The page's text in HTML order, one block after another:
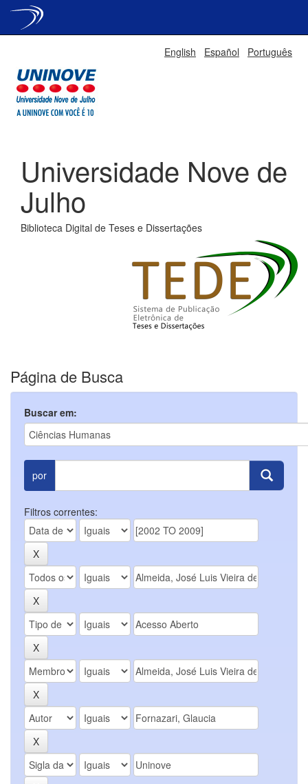
English Español Português
Universidade Nove de
Julho
Biblioteca Digital de Teses e Dissertações
Página de Busca
Buscar em:
por
Filtros correntes: